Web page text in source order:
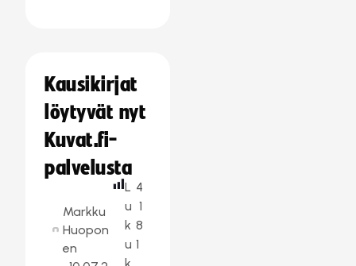
Kausikirjat
löytyvät nyt
Kuvat.fi-
palvelusta
Markku
Huopon
en
L
u
k
u
4
1
8
1